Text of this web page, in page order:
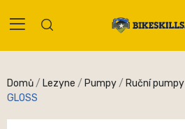
Domů Lezyne Pumpy Ruční pumpy
GLOSS